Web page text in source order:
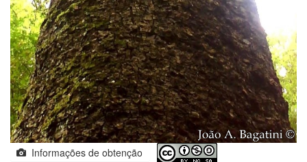
Informações de obtenção